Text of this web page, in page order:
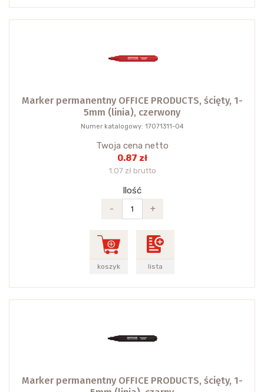
Marker permanentny OFFICE PRODUCTS, ścięty, 1-
5mm (linia), czerwony
Numer katalogowy: 17071311-04
Twoja cena netto
0.87 zł
1.07 zł brutto
Ilość
-
+
koszyk lista
Marker permanentny OFFICE PRODUCTS, ścięty, 1-